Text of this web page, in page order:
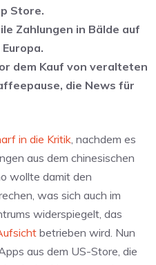
Store.
Zahlungen in Bälde auf
dem Kauf von veralteten
die News für
in die Kritik, nachdem es
aus dem chinesischen
wollte damit den
was sich auch im
widerspiegelt, das
betrieben wird. Nun
aus dem US-Store, die